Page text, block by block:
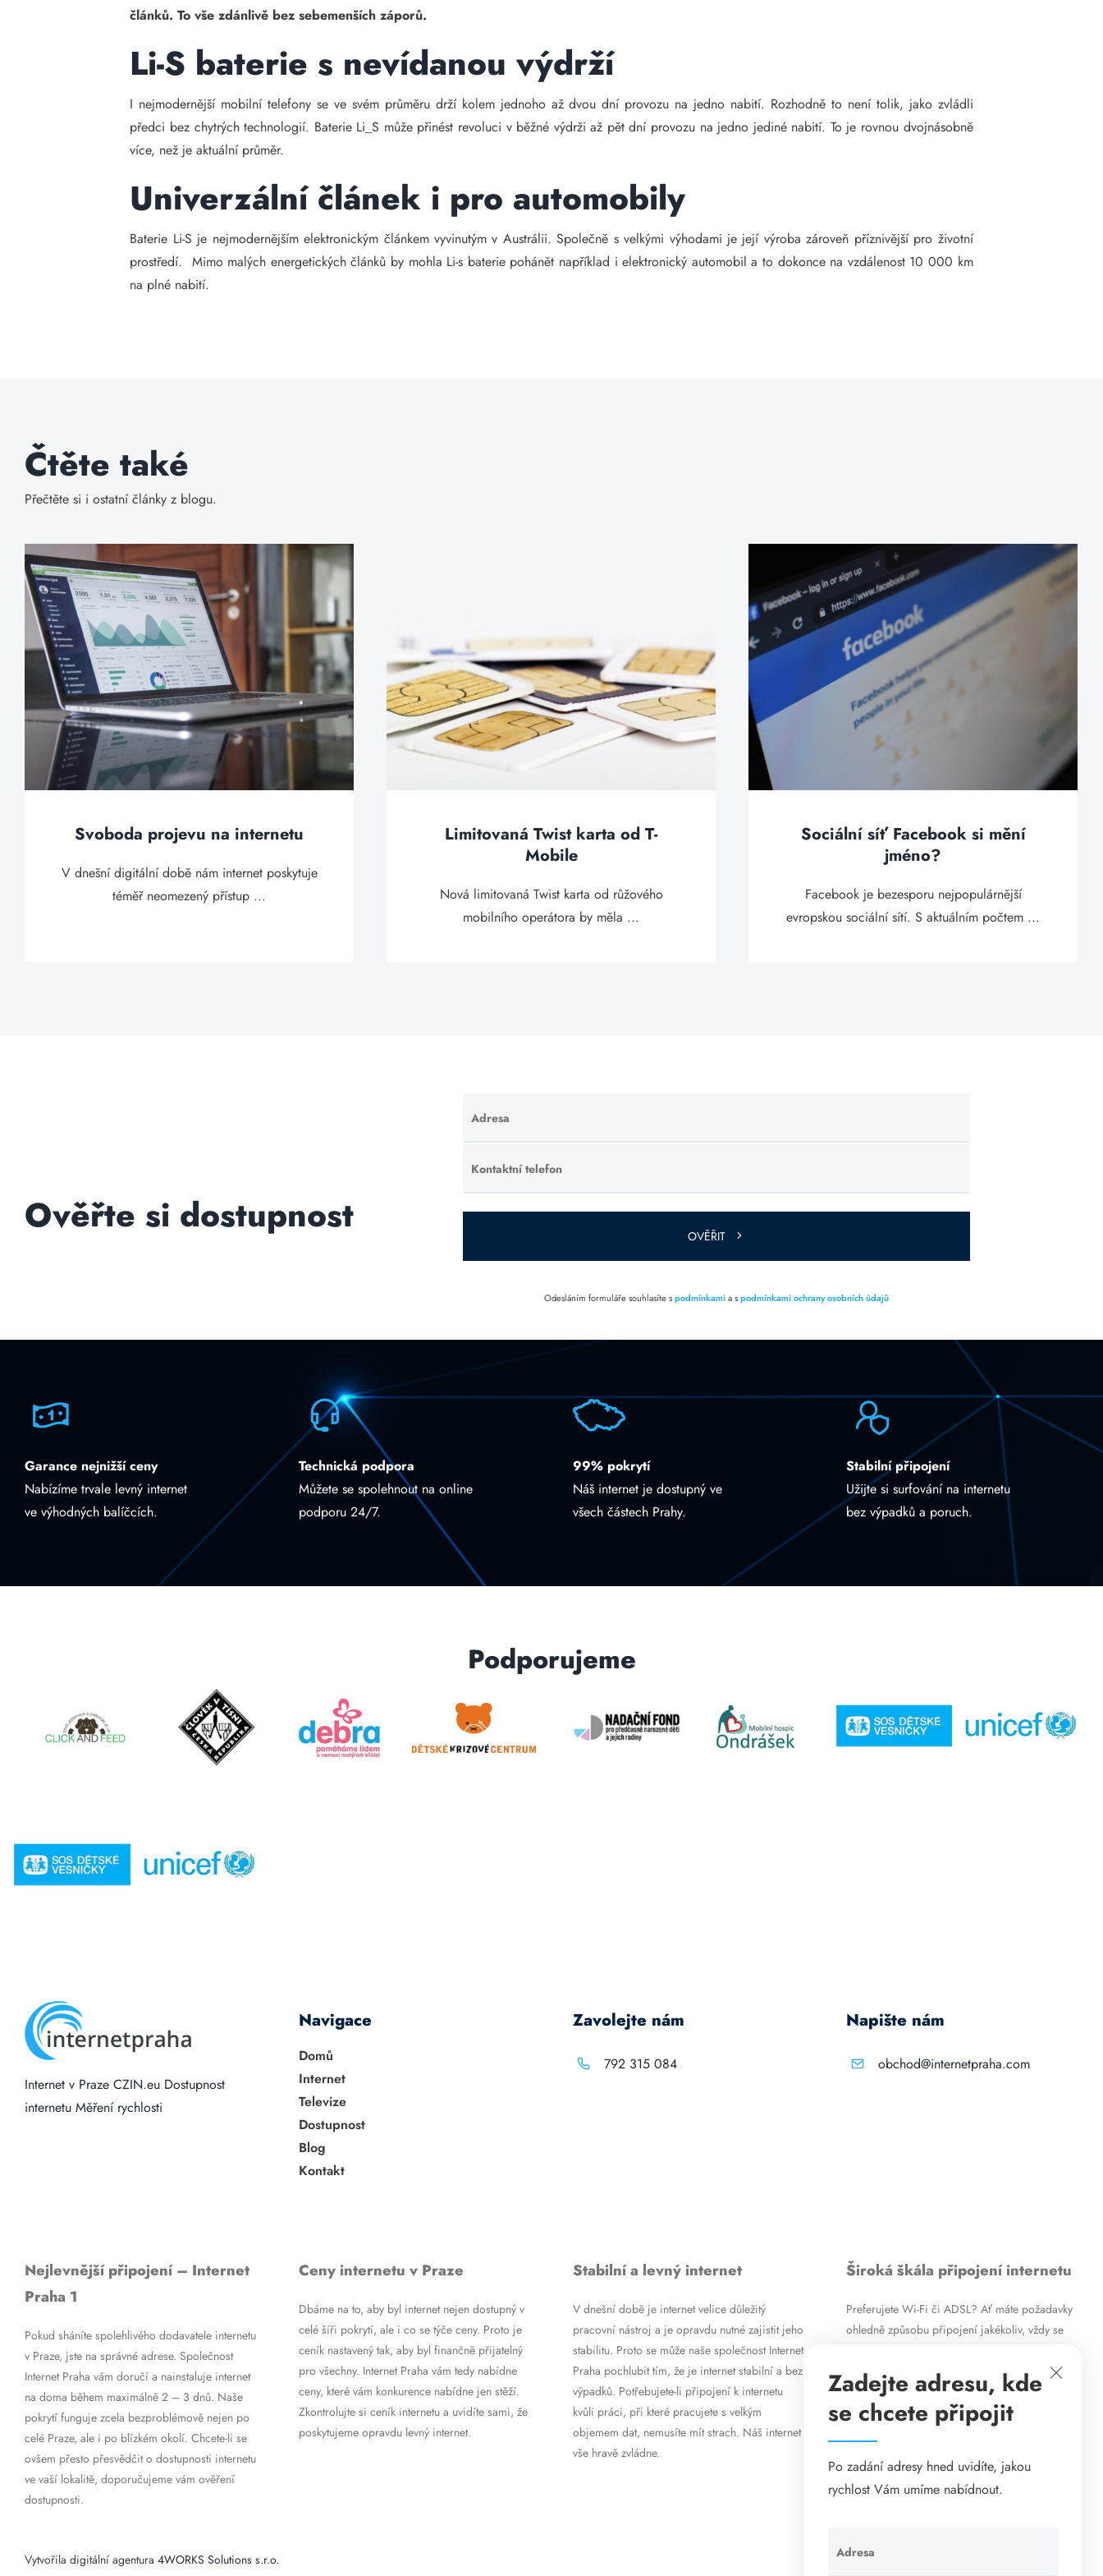
článků. To vše zdánlivě bez sebemenších záporů.
Li-S baterie s nevídanou výdrží
I nejmodernější mobilní telefony se ve svém průměru drží kolem jednoho až dvou dní provozu na jedno nabití. Rozhodně to není tolik, jako zvládli
předci bez chytrých technologií. Baterie Li_S může přinést revoluci v běžné výdrži až pět dní provozu na jedno jediné nabití. To je rovnou dvojnásobně
více, než je aktuální průměr.
Univerzální článek i pro automobily
Baterie Li-S je nejmodernějším elektronickým článkem vyvinutým v Austrálii. Společně s velkými výhodami je její výroba zároveň příznivější pro životní
prostředí. Mimo malých energetických článků by mohla Li-s baterie pohánět například i elektronický automobil a to dokonce na vzdálenost 10 000 km
na plné nabití.
Čtěte také
Přečtěte si i ostatní články z blogu.
Svoboda projevu na internetu
V dnešní digitální době nám internet poskytuje
téměř neomezený přístup ...
Limitovaná Twist karta od T-
Mobile
Nová limitovaná Twist karta od růžového
mobilního operátora by měla ...
Sociální síť Facebook si mění
jméno?
Facebook je bezesporu nejpopulárnější
evropskou sociální sítí. S aktuálním počtem ...
Ověřte si dostupnost
Adresa
Ponechte
toto pole
prázdné.
Kontaktní telefon
Ponechte
toto pole
prázdné.
OVĚŘIT
Odesláním formuláře souhlasíte spodmínkamia spodmínkami ochrany osobních údajů
Garance nejnižší ceny
Nabízíme trvale levný internet
ve výhodných balíčcích.
Technická podpora
Můžete se spolehnout na online
podporu 24/7.
99% pokrytí
Náš internet je dostupný ve
všech částech Prahy.
Stabilní připojení
Užijte si surfování na internetu
bez výpadků a poruch.
Podporujeme
Internet v Praze CZIN.eu Dostupnost
internetu Měření rychlosti
Navigace
Domů
Internet
Televize
Dostupnost
Blog
Kontakt
Zavolejte nám
792 315 084
Napište nám
obchod@internetpraha.com
Nejlevnější připojení – Internet
Praha 1
Pokud sháníte spolehlivého dodavatele internetu
v Praze, jste na správné adrese. Společnost
Internet Praha vám doručí a nainstaluje internet
na doma během maximálně 2 – 3 dnů. Naše
pokrytí funguje zcela bezproblémově nejen po
celé Praze, ale i po blízkém okolí. Chcete-li se
ovšem přesto přesvědčit o dostupnosti internetu
ve vaší lokalitě, doporučujeme vám ověření
dostupnosti.
Ceny internetu v Praze
Dbáme na to, aby byl internet nejen dostupný v
celé šíři pokrytí, ale i co se týče ceny. Proto je
ceník nastavený tak, aby byl finančně přijatelný
pro všechny. Internet Praha vám tedy nabídne
ceny, které vám konkurence nabídne jen stěží.
Zkontrolujte si ceník internetu a uvidíte sami, že
poskytujeme opravdu levný internet.
Stabilní a levný internet
V dnešní době je internet velice důležitý
pracovní nástroj a je opravdu nutné zajistit jeho
stabilitu. Proto se může naše společnost Internet
Praha pochlubit tím, že je internet stabilní a bez
výpadků. Potřebujete-li připojení k internetu
kvůli práci, při které pracujete s velkým
objemem dat, nemusíte mít strach. Náš internet
vše hravě zvládne.
Široká škála připojení internetu
Preferujete Wi-Fi či ADSL? Ať máte požadavky
ohledně způsobu připojení jakékoliv, vždy se
vysokorychlostního ADSL internetu nabízíme
rovněž mobilní internet i levné internetové
připojení prostřednictvím Wi-Fi. Způsob
připojení přizpůsobíme vašim specifickým
Vytvořila digitální agentura 4WORKS Solutions s.r.o.
Zadejte adresu, kde
se chcete připojit
Po zadání adresy hned uvidíte, jakou
rychlost Vám umíme nabídnout.
Adresa
Ponechte